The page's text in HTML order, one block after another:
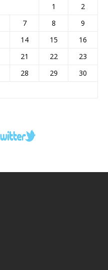
1
2
7 8
9
14 15
16
21 22
23
28 29
30